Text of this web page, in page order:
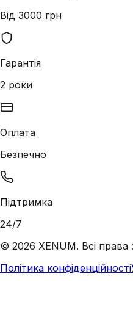
Від 3000 грн
Гарантія
2 роки
Оплата
Безпечно
Підтримка
24/7
© 2026 XENUM. Всі права
Політика конфіденційності